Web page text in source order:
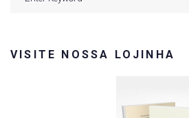
VISITE NOSSA LOJINHA